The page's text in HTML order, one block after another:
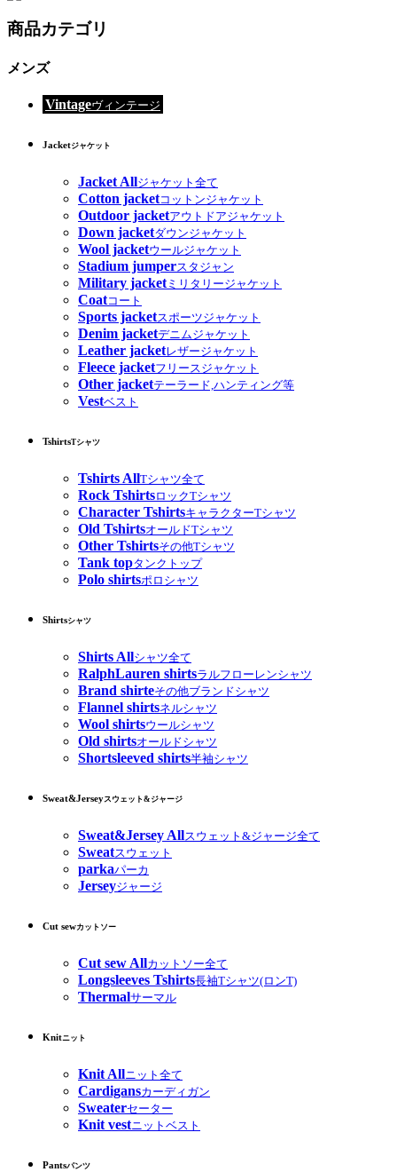
商品カテゴリ
メンズ
Vintageヴィンテージ
Jacketジャケット
Jacket Allジャケット全て
Cotton jacketコットンジャケット
Outdoor jacketアウトドアジャケット
Down jacketダウンジャケット
Wool jacketウールジャケット
Stadium jumperスタジャン
Military jacketミリタリージャケット
Coatコート
Sports jacketスポーツジャケット
Denim jacketデニムジャケット
Leather jacketレザージャケット
Fleece jacketフリースジャケット
Other jacketテーラード,ハンティング等
Vestベスト
TshirtsTシャツ
Tshirts AllTシャツ全て
Rock TshirtsロックTシャツ
Character TshirtsキャラクターTシャツ
Old TshirtsオールドTシャツ
Other Tshirtsその他Tシャツ
Tank topタンクトップ
Polo shirtsポロシャツ
Shirtsシャツ
Shirts Allシャツ全て
RalphLauren shirtsラルフローレンシャツ
Brand shirteその他ブランドシャツ
Flannel shirtsネルシャツ
Wool shirtsウールシャツ
Old shirtsオールドシャツ
Shortsleeved shirts半袖シャツ
Sweat&Jerseyスウェット&ジャージ
Sweat&Jersey Allスウェット&ジャージ全て
Sweatスウェット
parkaパーカ
Jerseyジャージ
Cut sewカットソー
Cut sew Allカットソー全て
Longsleeves Tshirts長袖Tシャツ(ロンT)
Thermalサーマル
Knitニット
Knit Allニット全て
Cardigansカーディガン
Sweaterセーター
Knit vestニットベスト
Pantsパンツ